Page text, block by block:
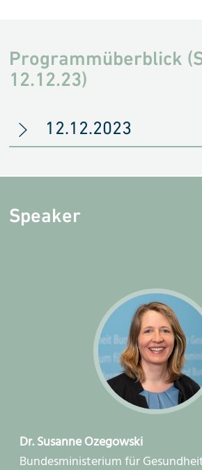
Programmüberblick
12.12.23)
12.12.2023
Speaker
Dr. Susanne Ozegowski
Bundesministerium für